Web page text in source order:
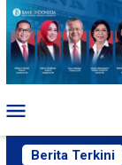
Loncat
konten
Mobile
Berita Terkini
Penebangan